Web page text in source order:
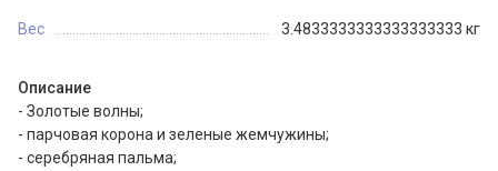
Вес 3.4833333333333333333 кг
Описание
- Золотые волны;
- парчовая корона и зеленые жемчужины;
- серебряная пальма;